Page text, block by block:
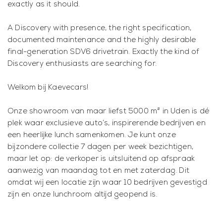
exactly as it should.
A Discovery with presence, the right specification,
documented maintenance and the highly desirable
final-generation SDV6 drivetrain. Exactly the kind of
Discovery enthusiasts are searching for.
Welkom bij Kaevecars!
Onze showroom van maar liefst 5000 m² in Uden is dé
plek waar exclusieve auto’s, inspirerende bedrijven en
een heerlijke lunch samenkomen. Je kunt onze
bijzondere collectie 7 dagen per week bezichtigen,
maar let op: de verkoper is uitsluitend op afspraak
aanwezig van maandag tot en met zaterdag. Dit
omdat wij een locatie zijn waar 10 bedrijven gevestigd
zijn en onze lunchroom altijd geopend is.